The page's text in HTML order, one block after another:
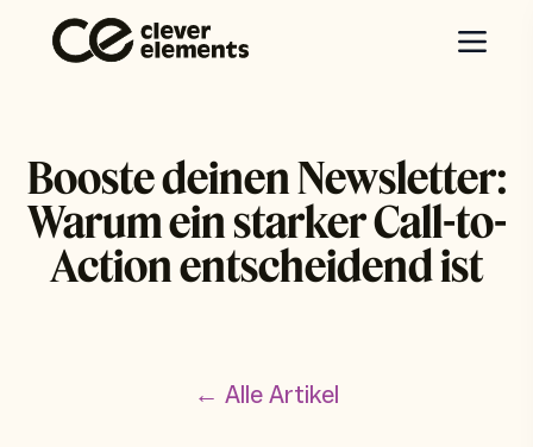
Booste deinen Newsletter:
Warum ein starker Call-to-
Action entscheidend ist
← Alle Artikel